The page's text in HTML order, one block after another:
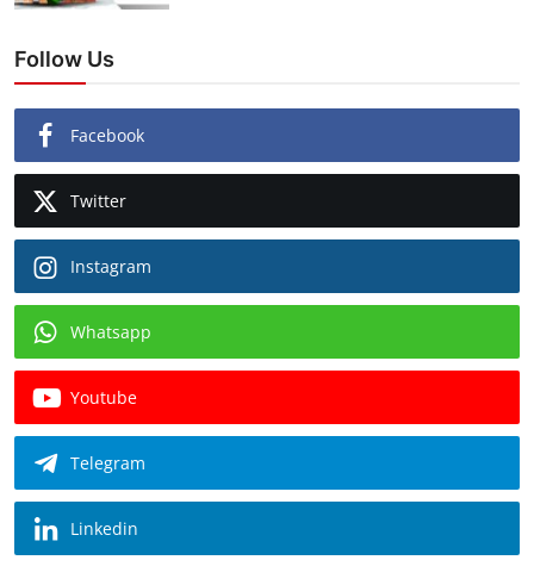
Follow Us
Facebook
Twitter
Instagram
Whatsapp
Youtube
Telegram
Linkedin